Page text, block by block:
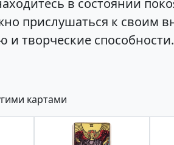
в состоянии
прислушаться к своим
и творческие способности.
картами